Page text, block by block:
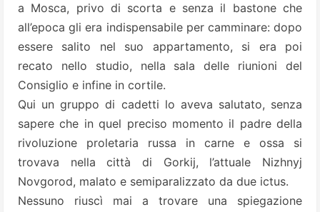
a Mosca, privo di scorta e senza il bastone che
all’epoca gli era indispensabile per camminare: dopo
essere salito nel suo appartamento, si era poi
recato nello studio, nella sala delle riunioni del
Consiglio e infine in cortile.
Qui un gruppo di cadetti lo aveva salutato, senza
sapere che in quel preciso momento il padre della
rivoluzione proletaria russa in carne e ossa si
trovava nella città di Gorkij, l’attuale Nizhnyj
Novgorod, malato e semiparalizzato da due ictus.
Nessuno riuscì mai a trovare una spiegazione